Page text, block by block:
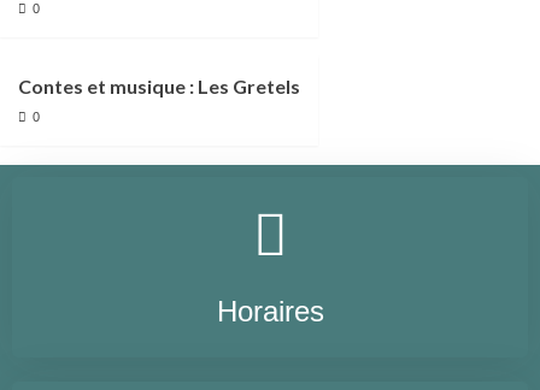
0
Contes et musique : Les Gretels
0
Horaires